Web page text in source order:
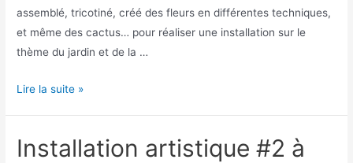
assemblé, tricotiné, créé des fleurs en différentes techniques,
et même des cactus… pour réaliser une installation sur le
thème du jardin et de la …
Lire la suite »
Installation artistique #2 à